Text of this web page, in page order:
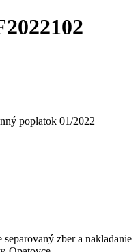
poplatok 01/2022
zber a nakladanie